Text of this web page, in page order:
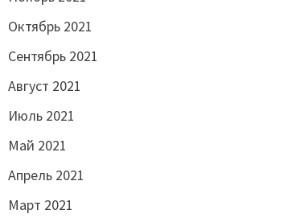
Октябрь 2021
Сентябрь 2021
Август 2021
Июль 2021
Май 2021
Апрель 2021
Март 2021